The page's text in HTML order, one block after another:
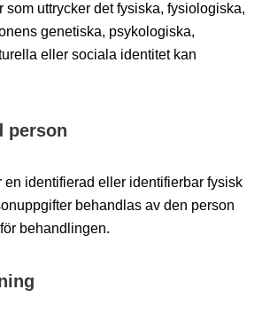
som uttrycker det fysiska, fysiologiska,
genetiska, psykologiska,
eller sociala identitet kan
en identifierad eller identifierbar fysisk
behandlas av den person
behandlingen.